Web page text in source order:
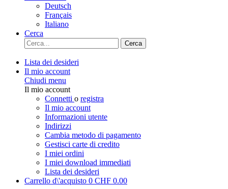
Deutsch
Français
Italiano
Cerca
Cerca
Lista dei desideri
Il mio account
Chiudi menu
Il mio account
Connetti o registra
Il mio account
Informazioni utente
Indirizzi
Cambia metodo di pagamento
Gestisci carte di credito
I miei ordini
I miei download immediati
Lista dei desideri
Carrello d\'acquisto 0 CHF 0.00